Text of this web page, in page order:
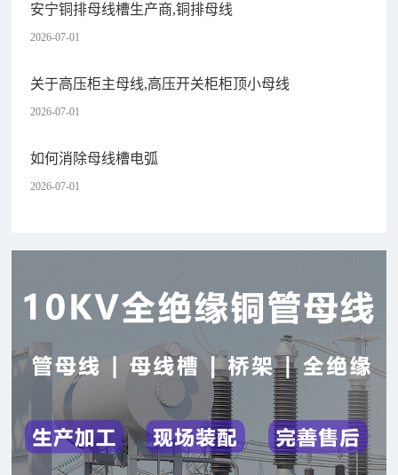
安宁铜排母线槽生产商,铜排母线
2026-07-01
关于高压柜主母线,高压开关柜柜顶小母线
2026-07-01
如何消除母线槽电弧
2026-07-01